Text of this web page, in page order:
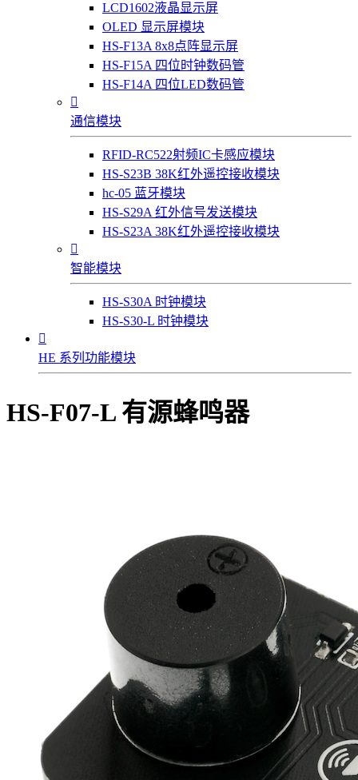
LCD1602液晶显示屏
OLED 显示屏模块
HS-F13A 8x8点阵显示屏
HS-F15A 四位时钟数码管
HS-F14A 四位LED数码管

通信模块
RFID-RC522射频IC卡感应模块
HS-S23B 38K红外遥控接收模块
hc-05 蓝牙模块
HS-S29A 红外信号发送模块
HS-S23A 38K红外遥控接收模块

智能模块
HS-S30A 时钟模块
HS-S30-L 时钟模块

HE 系列功能模块
HS-F07-L 有源蜂鸣器